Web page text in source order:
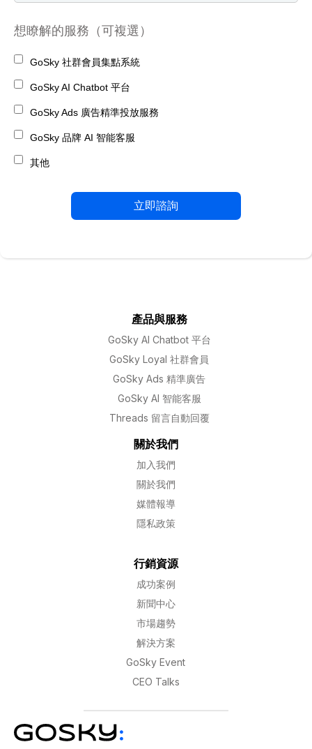
想瞭解的服務（可複選）
GoSky 社群會員集點系統
GoSky AI Chatbot 平台
GoSky Ads 廣告精準投放服務
GoSky 品牌 AI 智能客服
其他
產品與服務
GoSky AI Chatbot 平台
GoSky Loyal 社群會員
GoSky Ads 精準廣告
GoSky AI 智能客服
Threads 留言自動回覆
關於我們
加入我們
關於我們
媒體報導
隱私政策
行銷資源
成功案例
新聞中心
市場趨勢
解決方案
GoSky Event
CEO Talks